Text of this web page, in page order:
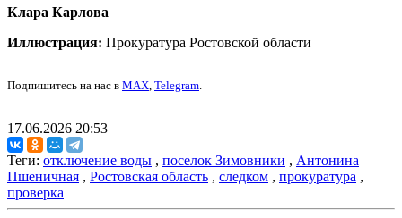
Клара Карлова
Иллюстрация: Прокуратура Ростовской области
Подпишитесь на нас в MAX, Telegram.
17.06.2026 20:53
Теги: отключение воды , поселок Зимовники , Антонина
Пшеничная , Ростовская область , следком , прокуратура ,
проверка